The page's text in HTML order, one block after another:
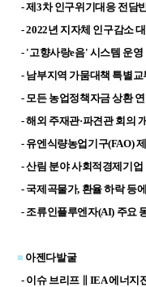
- 제3차 인구위기대응 전담
- 2022년 지자체 인구감소
- '고향사랑e음' 시스템 운영
- 남부지역 가뭄대책 특별
- 모든 농업정책자금 상환
- 해외 주재관·파견관 회의
- 유엔식량농업기구(FAO)
- 산림 분야 사회적경제기
- 국제곡물가, 환율 하락 등
- 조류인플루엔자(AI) 주요
■ 아젠다발굴
- 이슈 브리프 ∥ IEA 에너지